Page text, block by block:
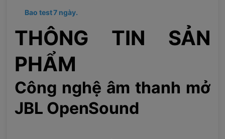
Bao test 7 ngày.
THÔNG TIN SẢN
PHẨM
Công nghệ âm thanh mở
JBL OpenSound